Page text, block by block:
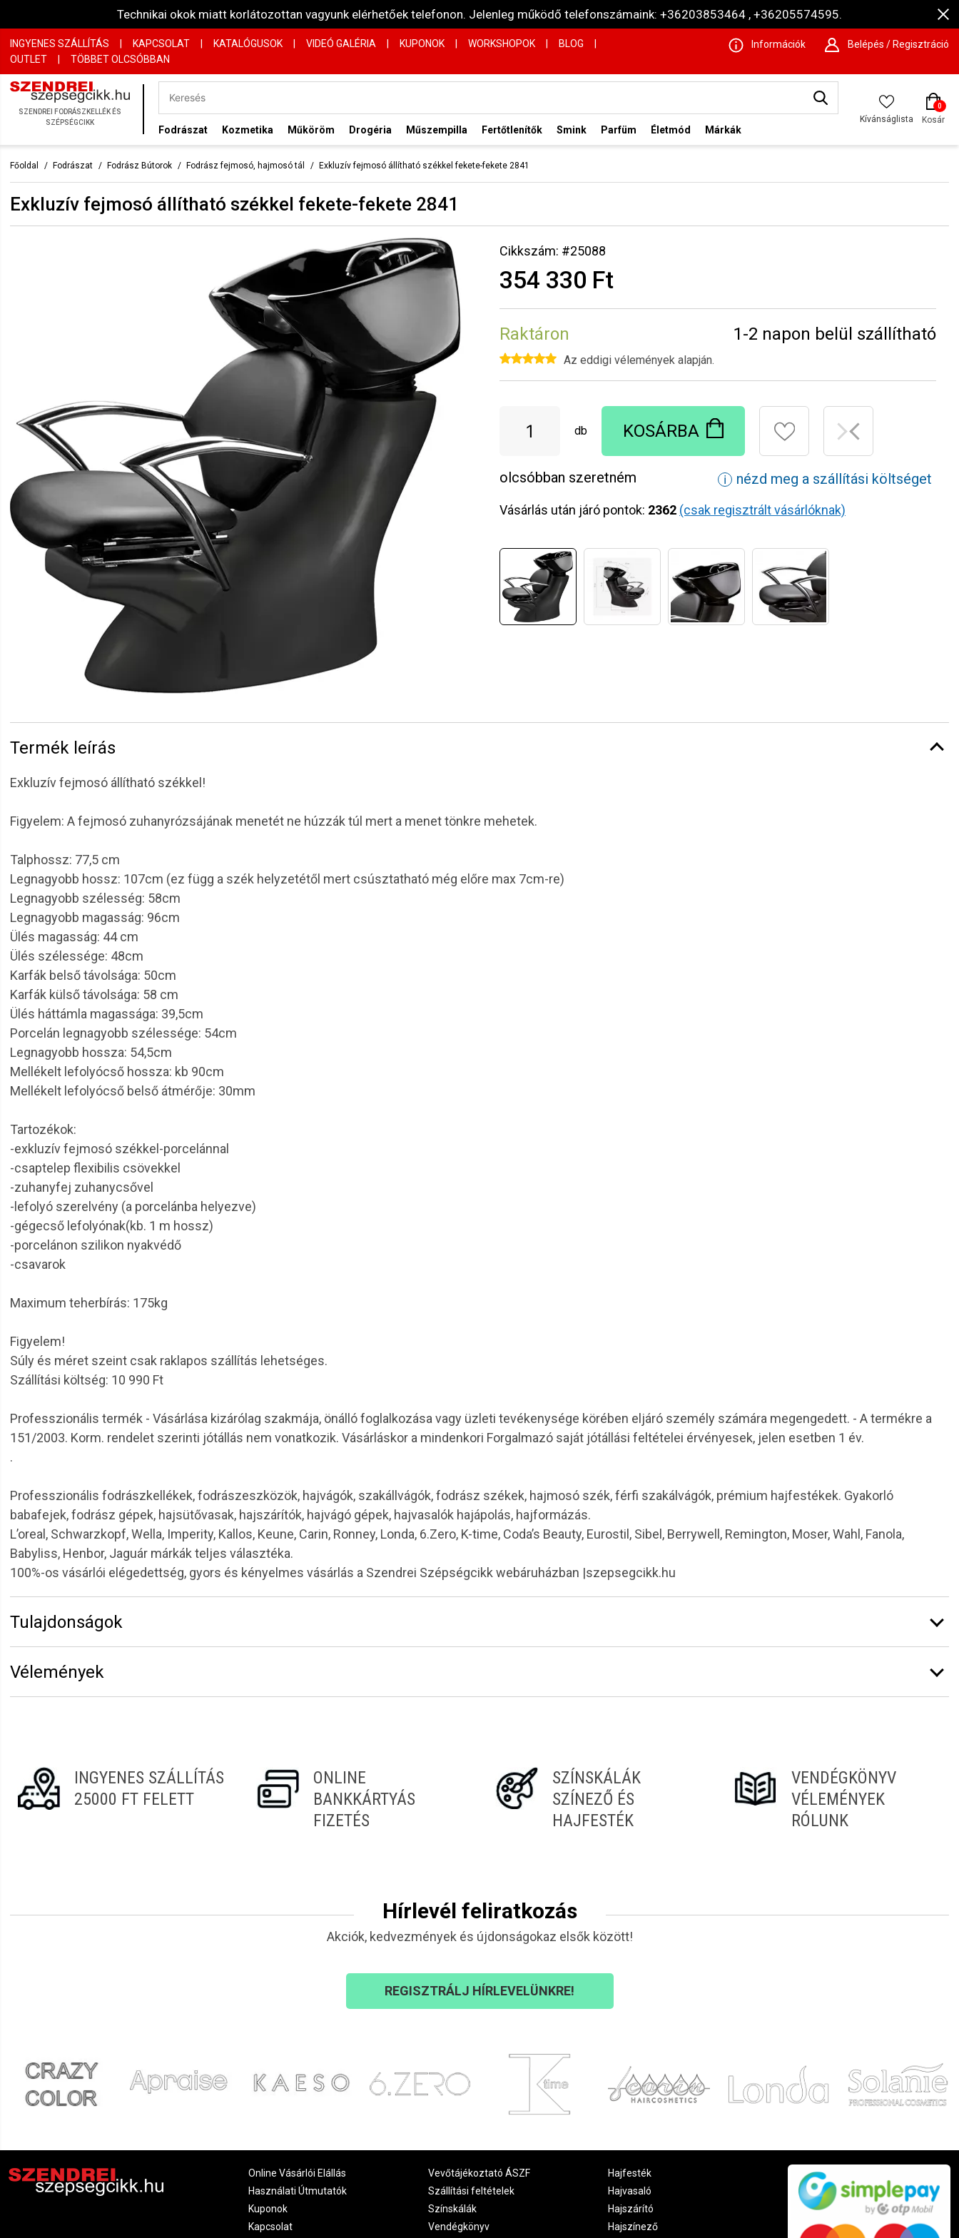
Technikai okok miatt korlátozottan vagyunk elérhetőek telefonon. Jelenleg működő telefonszámaink: +36203853464 , +36205574595.
INGYENES SZÁLLÍTÁS KAPCSOLAT KATALÓGUSOK VIDEÓ GALÉRIA KUPONOK WORKSHOPOK BLOG
OUTLET
| TÖBBET OLCSÓBBAN
Információk Belépés / Regisztráció
SZENDREI FODRÁSZKELLÉK ÉS
SZÉPSÉGCIKK
Fodrászat Kozmetika Műköröm Drogéria Műszempilla Fertőtlenítők Smink Parfüm Életmód Márkák
Kívánságlista
0
Kosár
Főoldal Fodrászat Fodrász Bútorok Fodrász fejmosó, hajmosó tál Exkluzív fejmosó állítható székkel fekete-fekete 2841
Exkluzív fejmosó állítható székkel fekete-fekete 2841
Cikkszám: #25088
354 330 Ft
Raktáron 1-2 napon belül szállítható
Az eddigi vélemények alapján.
db KOSÁRBA
olcsóbban szeretném ℹ nézd meg a szállítási költséget
Vásárlás után járó pontok: 2362 (csak regisztrált vásárlóknak)
Termék leírás
Exkluzív fejmosó állítható székkel!
Figyelem: A fejmosó zuhanyrózsájának menetét ne húzzák túl mert a menet tönkre mehetek.
Talphossz: 77,5 cm
Legnagyobb hossz: 107cm (ez függ a szék helyzetétől mert csúsztatható még előre max 7cm-re)
Legnagyobb szélesség: 58cm
Legnagyobb magasság: 96cm
Ülés magasság: 44 cm
Ülés szélessége: 48cm
Karfák belső távolsága: 50cm
Karfák külső távolsága: 58 cm
Ülés háttámla magassága: 39,5cm
Porcelán legnagyobb szélessége: 54cm
Legnagyobb hossza: 54,5cm
Mellékelt lefolyócső hossza: kb 90cm
Mellékelt lefolyócső belső átmérője: 30mm
Tartozékok:
-exkluzív fejmosó székkel-porcelánnal
-csaptelep flexibilis csövekkel
-zuhanyfej zuhanycsővel
-lefolyó szerelvény (a porcelánba helyezve)
-gégecső lefolyónak(kb. 1 m hossz)
-porcelánon szilikon nyakvédő
-csavarok
Maximum teherbírás: 175kg
Figyelem!
Súly és méret szeint csak raklapos szállítás lehetséges.
Szállítási költség: 10 990 Ft
Professzionális termék - Vásárlása kizárólag szakmája, önálló foglalkozása vagy üzleti tevékenysége körében eljáró személy számára megengedett. - A termékre a
151/2003. Korm. rendelet szerinti jótállás nem vonatkozik. Vásárláskor a mindenkori Forgalmazó saját jótállási feltételei érvényesek, jelen esetben 1 év.
.
Professzionális fodrászkellékek, fodrászeszközök, hajvágók, szakállvágók, fodrász székek, hajmosó szék, férfi szakálvágók, prémium hajfestékek. Gyakorló
babafejek, fodrász gépek, hajsütővasak, hajszárítók, hajvágó gépek, hajvasalók hajápolás, hajformázás.
L’oreal, Schwarzkopf, Wella, Imperity, Kallos, Keune, Carin, Ronney, Londa, 6.Zero, K-time, Coda’s Beauty, Eurostil, Sibel, Berrywell, Remington, Moser, Wahl, Fanola,
Babyliss, Henbor, Jaguár márkák teljes választéka.
100%-os vásárlói elégedettség, gyors és kényelmes vásárlás a Szendrei Szépségcikk webáruházban |szepsegcikk.hu
Tulajdonságok
Vélemények
INGYENES SZÁLLÍTÁS
25000 FT FELETT
ONLINE
BANKKÁRTYÁS
FIZETÉS
SZÍNSKÁLÁK
SZÍNEZŐ ÉS
HAJFESTÉK
VENDÉGKÖNYV
VÉLEMÉNYEK
RÓLUNK
Hírlevél feliratkozás
Akciók, kedvezmények és újdonságokaz elsők között!
REGISZTRÁLJ HÍRLEVELÜNKRE!
Online Vásárlói Elállás
Használati Útmutatók
Kuponok
Kapcsolat
Vevőtájékoztató ÁSZF
Szállítási feltételek
Színskálák
Vendégkönyv
Hajfesték
Hajvasaló
Hajszárító
Hajszínező